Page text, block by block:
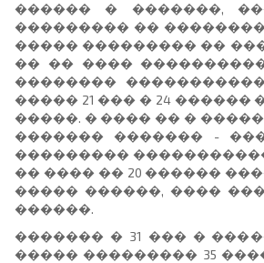
������ � �������,
��������� ��
����� ��������� ��
�� �� ����
��������
����� 21 ��� � 24
�����. � ���� �� �
������� ������� -
���������
�� ���� �� 20 ������
����� ������, ����
������.
������� � 31 ��� �
����� ��������� 35